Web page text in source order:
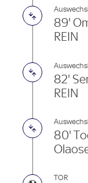
89'
REIN
82'
REIN
80'
TOR